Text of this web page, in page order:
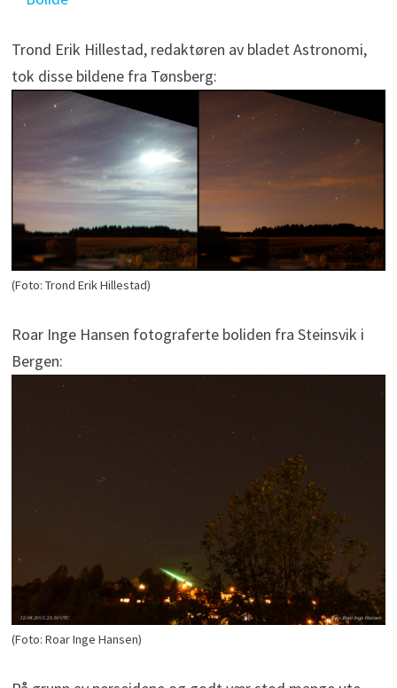
Trond Erik Hillestad, redaktøren av bladet Astronomi,
tok disse bildene fra Tønsberg:
(Foto: Trond Erik Hillestad)
Roar Inge Hansen fotograferte boliden fra Steinsvik i
Bergen:
(Foto: Roar Inge Hansen)